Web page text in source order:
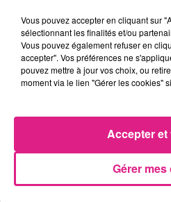
formulaire ci dessous
contenu du panier !
vendredi 9h30! Bonne
votre Carrefour Express
(pour gagner, vous devez
Lorraine et être joignable
vendredi du tirage entre 12h
Vous pouvez accepter en cliquant sur
sélectionnant les finalités et/ou
Vous pouvez également refuser en
accepter". Vos préférences ne
pouvez mettre à jour vos choix, ou
moment via le lien "Gérer les cookies"
Gérer
Accepter et